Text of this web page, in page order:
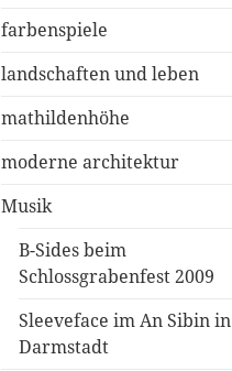
farbenspiele
landschaften und leben
mathildenhöhe
moderne architektur
Musik
B-Sides beim
Schlossgrabenfest 2009
Sleeveface im An Sibin in
Darmstadt